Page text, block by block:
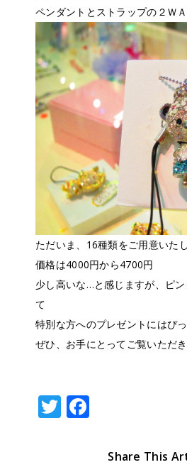
ペンダントとストラップの２Ｗ
ただいま、16種類をご用意いた
価格は4000円から4700円
少し高いな…と感じますが、ピ
て
特別な方へのプレゼントにはぴ
ぜひ、お手にとってご覧いただ
T
Share This